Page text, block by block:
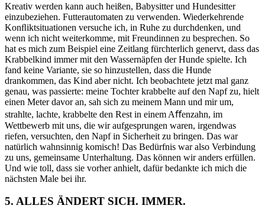
Kreativ werden kann auch heißen, Babysitter und Hundesitter
einzubeziehen. Futterautomaten zu verwenden. Wiederkehrende
Konﬂiktsituationen versuche ich, in Ruhe zu durchdenken, und
wenn ich nicht weiterkomme, mit Freundinnen zu besprechen. So
hat es mich zum Beispiel eine Zeitlang fürchterlich genervt, dass das
Krabbelkind immer mit den Wassernäpfen der Hunde spielte. Ich
fand keine Variante, sie so hinzustellen, dass die Hunde
drankommen, das Kind aber nicht. Ich beobachtete jetzt mal ganz
genau, was passierte: meine Tochter krabbelte auf den Napf zu, hielt
einen Meter davor an, sah sich zu meinem Mann und mir um,
strahlte, lachte, krabbelte den Rest in einem Aﬀenzahn, im
Wettbewerb mit uns, die wir aufgesprungen waren, irgendwas
riefen, versuchten, den Napf in Sicherheit zu bringen. Das war
natürlich wahnsinnig komisch! Das Bedürfnis war also Verbindung
zu uns, gemeinsame Unterhaltung. Das können wir anders erfüllen.
Und wie toll, dass sie vorher anhielt, dafür bedankte ich mich die
nächsten Male bei ihr.
5. ALLES ÄNDERT SICH. IMMER.